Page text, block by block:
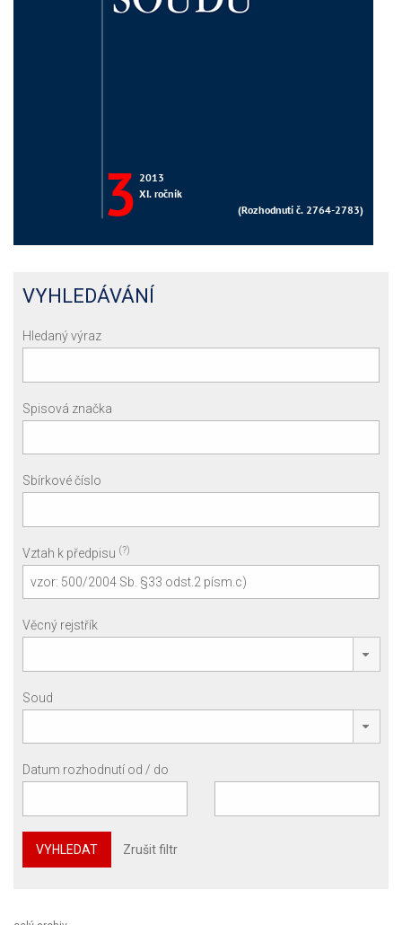
VYHLEDÁVÁNÍ
Hledaný výraz
Spisová značka
Sbírkové číslo
Vztah k předpisu (?)
Věcný rejstřík
Soud
Datum rozhodnutí od / do
VYHLEDAT Zrušit filtr